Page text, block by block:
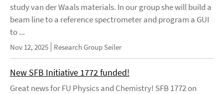
study van der Waals materials. In our group she will build a
beam line to a reference spectrometer and program a GUI
to ...
Nov 12, 2025 Research Group Seiler
New SFB Initiative 1772 funded!
Great news for FU Physics and Chemistry! SFB 1772 on